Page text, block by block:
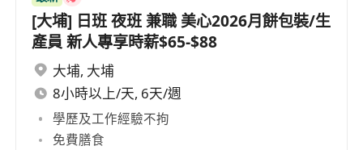
[大埔] 日班 夜班 兼職 美心2026月餅包裝/生
產員 新人專享時薪$65-$88
大埔, 大埔
8小時以上/天, 6天/週
學歷及工作經驗不拘
免費膳食